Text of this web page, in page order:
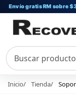
Envío gratis RM sobre
Inicio Tienda